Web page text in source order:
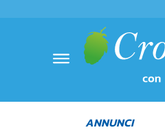
ANNUNCI